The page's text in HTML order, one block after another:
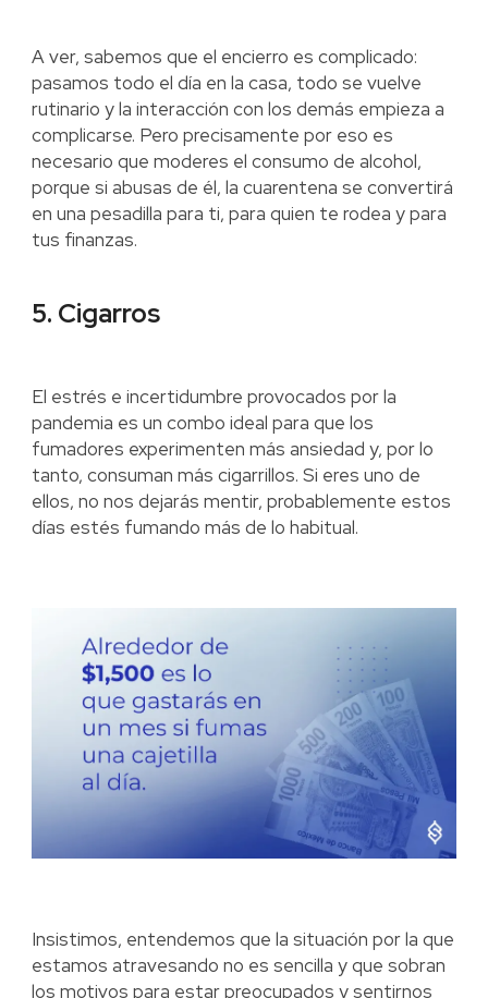
A ver, sabemos que el encierro es complicado:
pasamos todo el día en la casa, todo se vuelve
rutinario y la interacción con los demás empieza a
complicarse. Pero precisamente por eso es
necesario que moderes el consumo de alcohol,
porque si abusas de él, la cuarentena se convertirá
en una pesadilla para ti, para quien te rodea y para
tus finanzas.
5. Cigarros
El estrés e incertidumbre provocados por la
pandemia es un combo ideal para que los
fumadores experimenten más ansiedad y, por lo
tanto, consuman más cigarrillos. Si eres uno de
ellos, no nos dejarás mentir, probablemente estos
días estés fumando más de lo habitual.
Insistimos, entendemos que la situación por la que
estamos atravesando no es sencilla y que sobran
los motivos para estar preocupados y sentirnos